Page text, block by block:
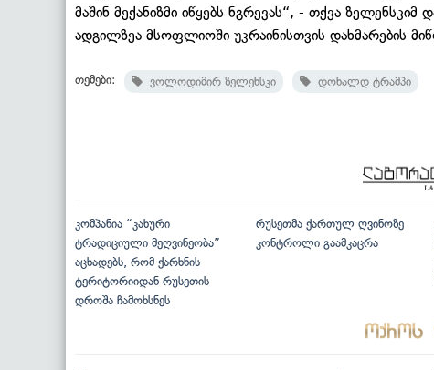
მაშინ მექანიზმი იწყებს ნგრევას“, - თქვა
ადგილზეა მსოფლიოში უკრაინისთვის დახმარების
თემები: ვოლოდიმირ ზელენსკი დონალდ ტრამპი
კომპანია “კახური
ტრადიციული მეღვინეობა”
აცხადებს, რომ ქარხნის
ტერიტორიიდან რუსეთის
დროშა ჩამოხსნეს
რუსეთმა ქართულ ღვინოზე
კონტროლი გაამკაცრა